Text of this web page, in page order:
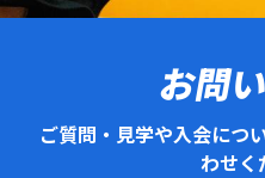
お問
ご質問・見学や入会につ
わせく